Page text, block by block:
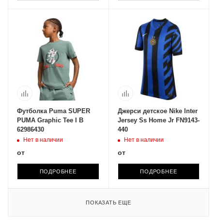
Футболка Puma SUPER
PUMA Graphic Tee I B
62986430
Нет в наличии
от
ПОДРОБНЕЕ
Джерси детское Nike Inter
Jersey Ss Home Jr FN9143-
440
Нет в наличии
от
ПОДРОБНЕЕ
ПОКАЗАТЬ ЕЩЕ